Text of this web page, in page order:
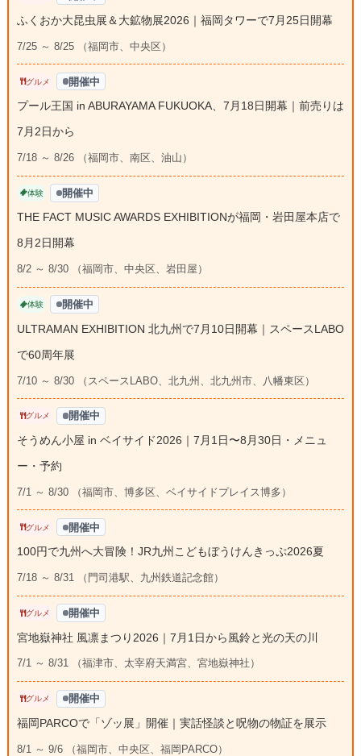
ふくおか大昆虫展＆大鉱物展2026｜福岡タワーで7月25日開幕
7/25 ～ 8/25 （福岡市、中央区）
グルメ 開催中
プール王国 in ABURAYAMA FUKUOKA、7月18日開幕｜前売りは
7月2日から
7/18 ～ 8/26 （福岡市、南区、油山）
体験 開催中
THE FACT MUSIC AWARDS EXHIBITIONが福岡・岩田屋本店で
8月2日開幕
8/2 ～ 8/30 （福岡市、中央区、岩田屋）
体験 開催中
ULTRAMAN EXHIBITION 北九州で7月10日開幕｜スペースLABO
で60周年展
7/10 ～ 8/30 （スペースLABO、北九州、北九州市、八幡東区）
グルメ 開催中
そうめん小屋 in ベイサイド2026｜7月1日〜8月30日・メニュ
ー・予約
7/1 ～ 8/30 （福岡市、博多区、ベイサイドプレイス博多）
グルメ 開催中
100円で九州へ大冒険！JR九州こどもぼうけんきっぷ2026夏
7/18 ～ 8/31 （門司港駅、九州鉄道記念館）
グルメ 開催中
宮地嶽神社 風凛まつり2026｜7月1日から風鈴と光の天の川
7/1 ～ 8/31 （福津市、太宰府天満宮、宮地嶽神社）
グルメ 開催中
福岡PARCOで「ゾッ展」開催｜実話怪談と呪物の物証を展示
8/1 ～ 9/6 （福岡市、中央区、福岡PARCO）